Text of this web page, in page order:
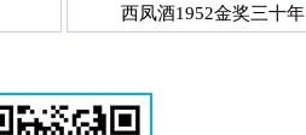
西凤酒1952金奖三十年